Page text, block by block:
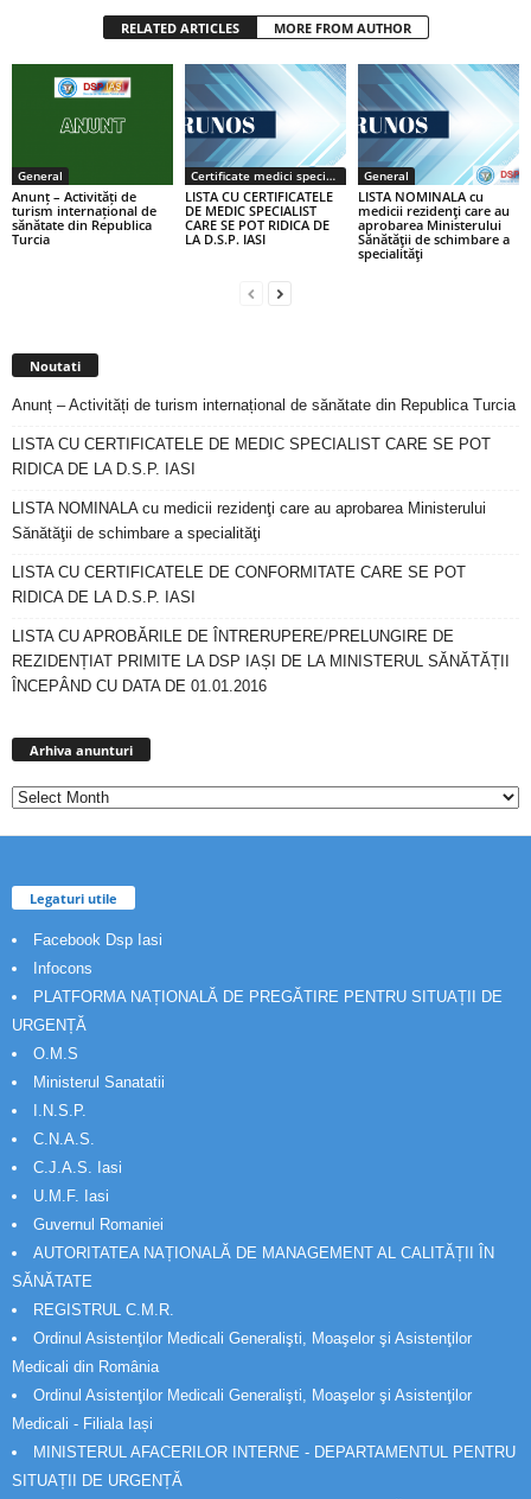
RELATED ARTICLES MORE FROM AUTHOR
General
Anunț – Activități de
turism internațional de
sănătate din Republica
Turcia
Certificate medici specialiști / primari
LISTA CU CERTIFICATELE
DE MEDIC SPECIALIST
CARE SE POT RIDICA DE
LA D.S.P. IASI
General
LISTA NOMINALA cu
medicii rezidenţi care au
aprobarea Ministerului
Sănătăţii de schimbare a
specialităţi
Noutati
Anunț – Activități de turism internațional de sănătate din Republica Turcia
LISTA CU CERTIFICATELE DE MEDIC SPECIALIST CARE SE POT
RIDICA DE LA D.S.P. IASI
LISTA NOMINALA cu medicii rezidenţi care au aprobarea Ministerului
Sănătăţii de schimbare a specialităţi
LISTA CU CERTIFICATELE DE CONFORMITATE CARE SE POT
RIDICA DE LA D.S.P. IASI
LISTA CU APROBĂRILE DE ÎNTRERUPERE/PRELUNGIRE DE
REZIDENȚIAT PRIMITE LA DSP IAȘI DE LA MINISTERUL SĂNĂTĂȚII
ÎNCEPÂND CU DATA DE 01.01.2016
Arhiva anunturi
Legaturi utile
Facebook Dsp Iasi
Infocons
PLATFORMA NAȚIONALĂ DE PREGĂTIRE PENTRU SITUAȚII DE
URGENȚĂ
O.M.S
Ministerul Sanatatii
I.N.S.P.
C.N.A.S.
C.J.A.S. Iasi
U.M.F. Iasi
Guvernul Romaniei
AUTORITATEA NAȚIONALĂ DE MANAGEMENT AL CALITĂȚII ÎN
SĂNĂTATE
REGISTRUL C.M.R.
Ordinul Asistenţilor Medicali Generalişti, Moaşelor şi Asistenţilor
Medicali din România
Ordinul Asistenţilor Medicali Generalişti, Moaşelor şi Asistenţilor
Medicali - Filiala Iași
MINISTERUL AFACERILOR INTERNE - DEPARTAMENTUL PENTRU
SITUAȚII DE URGENȚĂ